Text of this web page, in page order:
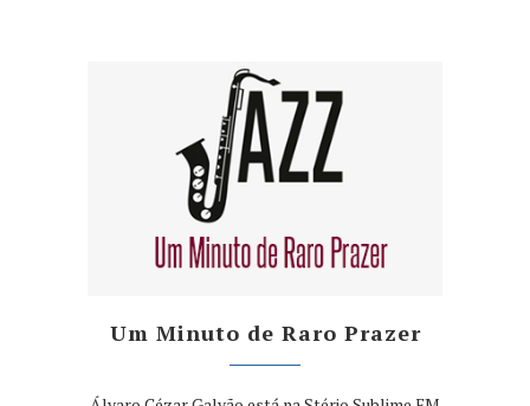
Um Minuto de Raro Prazer